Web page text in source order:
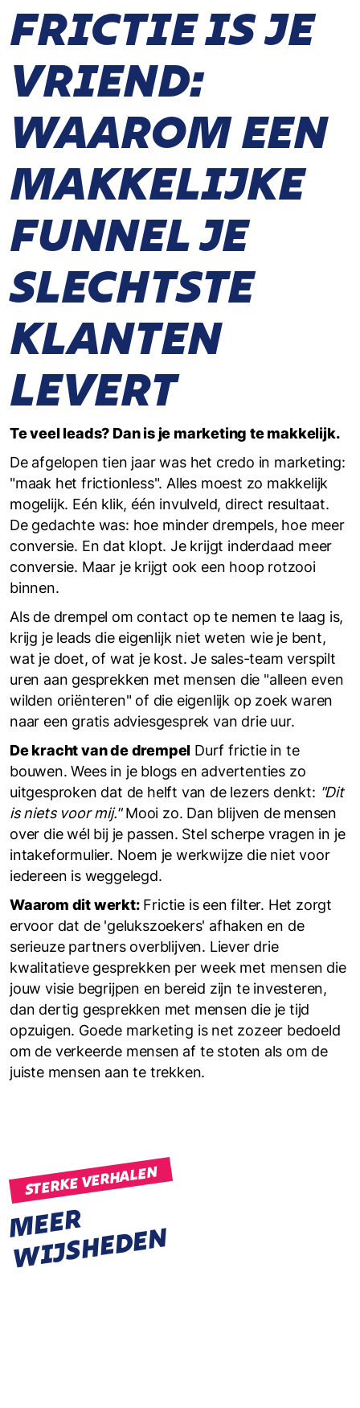
FRICTIE IS JE
VRIEND:
WAAROM EEN
MAKKELIJKE
FUNNEL JE
SLECHTSTE
KLANTEN
LEVERT
Te veel leads? Dan is je marketing te makkelijk.
De afgelopen tien jaar was het credo in marketing:
"maak het frictionless". Alles moest zo makkelijk
mogelijk. Eén klik, één invulveld, direct resultaat.
De gedachte was: hoe minder drempels, hoe meer
conversie. En dat klopt. Je krijgt inderdaad meer
conversie. Maar je krijgt ook een hoop rotzooi
binnen.
Als de drempel om contact op te nemen te laag is,
krijg je leads die eigenlijk niet weten wie je bent,
wat je doet, of wat je kost. Je sales-team verspilt
uren aan gesprekken met mensen die "alleen even
wilden oriënteren" of die eigenlijk op zoek waren
naar een gratis adviesgesprek van drie uur.
De kracht van de drempel Durf frictie in te
bouwen. Wees in je blogs en advertenties zo
uitgesproken dat de helft van de lezers denkt: "Dit
is niets voor mij."Mooi zo. Dan blijven de mensen
over die wél bij je passen. Stel scherpe vragen in je
intakeformulier. Noem je werkwijze die niet voor
iedereen is weggelegd.
Waarom dit werkt:Frictie is een filter. Het zorgt
ervoor dat de 'gelukszoekers' afhaken en de
serieuze partners overblijven. Liever drie
kwalitatieve gesprekken per week met mensen die
jouw visie begrijpen en bereid zijn te investeren,
dan dertig gesprekken met mensen die je tijd
opzuigen. Goede marketing is net zozeer bedoeld
om de verkeerde mensen af te stoten als om de
juiste mensen aan te trekken.
STERKE VERHALEN
M
E
E
R
W
I
J
S
H
E
D
E
N